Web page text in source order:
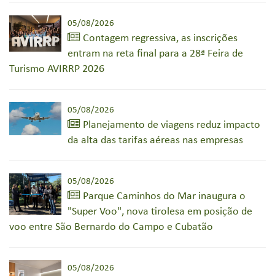
05/08/2026
Contagem regressiva, as inscrições
entram na reta final para a 28ª Feira de
Turismo AVIRRP 2026
05/08/2026
Planejamento de viagens reduz impacto
da alta das tarifas aéreas nas empresas
05/08/2026
Parque Caminhos do Mar inaugura o
"Super Voo", nova tirolesa em posição de
voo entre São Bernardo do Campo e Cubatão
05/08/2026